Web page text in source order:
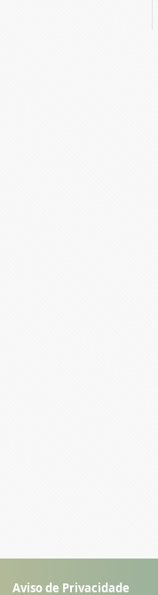
Aviso de Privacidade